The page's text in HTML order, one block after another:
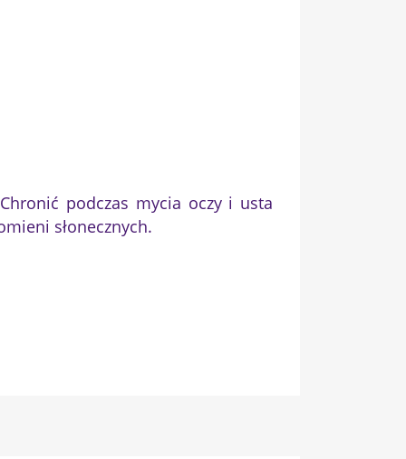
podczas mycia oczy i usta
słonecznych.